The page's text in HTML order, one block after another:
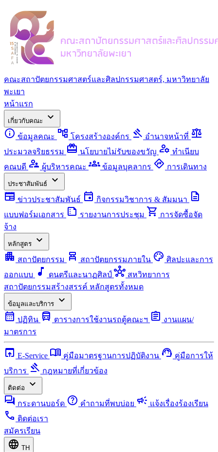
คณะสถาปัตยกรรมศาสตร์และศิลปกรรมศาสตร์, มหาวิทยาลัย
พะเยา
หน้าแรก
เกี่ยวกับคณะ
expand_more
info ข้อมูลคณะ account_tree โครงสร้างองค์กร gavel อำนาจหน้าที่ balance
ประมวลจริยธรรม redeem นโยบายไม่รับของขวัญ manage_accounts ทำเนียบ
คณบดี supervisor_account ผู้บริหารคณะ groups ข้อมูลบุคลากร directions การเดินทาง
ประชาสัมพันธ์
expand_more
newspaper ข่าวประชาสัมพันธ์ event กิจกรรมวิชาการ & สัมมนา description
แบบฟอร์มเอกสาร summarize รายงานการประชุม shopping_cart การจัดซื้อจัด
จ้าง
หลักสูตร
expand_more
apartment สถาปัตยกรรม chair_alt สถาปัตยกรรมภายใน palette ศิลปะและการ
ออกแบบ
music_note ดนตรีและนาฏศิลป์ hub สหวิทยาการ
สถาปัตยกรรมสร้างสรรค์ หลักสูตรทั้งหมด
ข้อมูลและบริการ
expand_more
calendar_month ปฏิทิน directions_bus ตารางการใช้งานรถตู้คณะฯ assignment งานแผน/
มาตรการ
open_in_browser E-Service menu_book คู่มือมาตรฐานการปฏิบัติงาน support_agent คู่มือการให้
บริการ gavel กฎหมายที่เกี่ยวข้อง
ติดต่อ
expand_more
forum กระดานบอร์ด help คำถามที่พบบ่อย campaign แจ้งเรื่องร้องเรียน
call ติดต่อเรา
สมัครเรียน
language TH